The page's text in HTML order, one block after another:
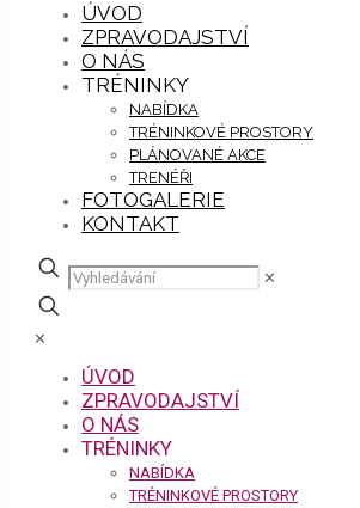
ÚVOD
ZPRAVODAJSTVÍ
O NÁS
TRÉNINKY
NABÍDKA
TRÉNINKOVÉ PROSTORY
PLÁNOVANÉ AKCE
TRENÉŘI
FOTOGALERIE
KONTAKT
✕
✕
ÚVOD
ZPRAVODAJSTVÍ
O NÁS
TRÉNINKY
NABÍDKA
TRÉNINKOVÉ PROSTORY